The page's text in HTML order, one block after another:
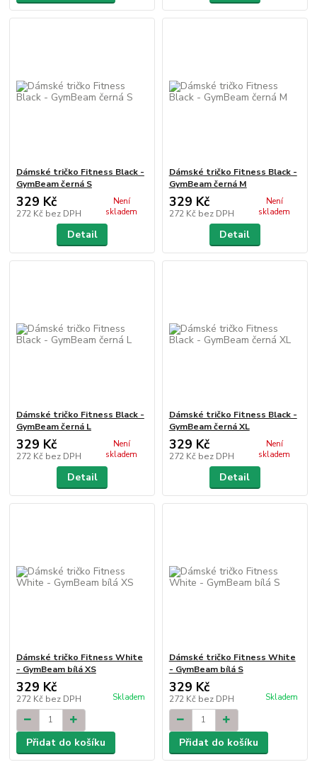
Dámské tričko Fitness Black -
GymBeam černá S
329 Kč
272 Kč bez DPH
Není
skladem
Detail
Dámské tričko Fitness Black -
GymBeam černá M
329 Kč
272 Kč bez DPH
Není
skladem
Detail
Dámské tričko Fitness Black -
GymBeam černá L
329 Kč
272 Kč bez DPH
Není
skladem
Detail
Dámské tričko Fitness Black -
GymBeam černá XL
329 Kč
272 Kč bez DPH
Není
skladem
Detail
Dámské tričko Fitness White
- GymBeam bílá XS
329 Kč
272 Kč bez DPH Skladem
Přidat do košíku
Dámské tričko Fitness White
- GymBeam bílá S
329 Kč
272 Kč bez DPH Skladem
Přidat do košíku